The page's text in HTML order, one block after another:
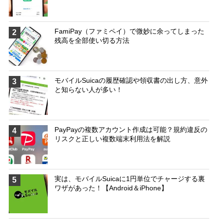
2
FamiPay（ファミペイ）で微妙に余ってしまった
残高を全部使い切る方法
3
モバイルSuicaの履歴確認や領収書の出し方、意外
と知らない人が多い！
4
PayPayの複数アカウント作成は可能？規約違反の
リスクと正しい複数端末利用法を解説
5
実は、モバイルSuicaに1円単位でチャージする裏
ワザがあった！【Android＆iPhone】